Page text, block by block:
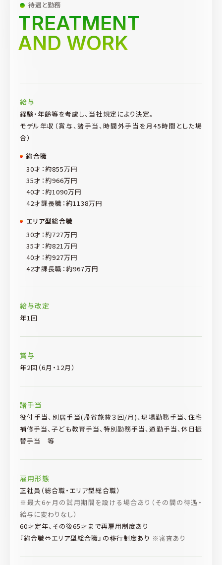
待遇と勤務
TREATMENT
AND WORK
給与
経験・年齢等を考慮し、当社規定により決定。
モデル年収（賞与、諸手当、時間外手当を月45時間とした場
合）
総合職
30才：約855万円
35才：約966万円
40才：約1090万円
42才課長職：約1138万円
エリア型総合職
30才：約727万円
35才：約821万円
40才：約927万円
42才課長職：約967万円
給与改定
年1回
賞与
年2回（6月・12月）
諸手当
役付手当、別居手当(帰省旅費３回/月)、現場勤務手当、住宅
補修手当、子ども教育手当、特別勤務手当、通勤手当、休日振
替手当 等
雇用形態
正社員（総合職・エリア型総合職）
※最大6ヶ月の試用期間を設ける場合あり（その間の待遇・
給与に変わりなし）
60才定年、その後65才まで再雇用制度あり
『総合職⇔エリア型総合職』の移行制度あり ※審査あり